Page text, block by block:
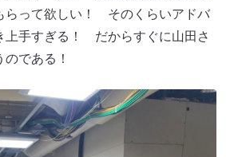
らって欲しい！ そのくらいアドバ
上手すぎる！ だからすぐに山田さ
である！